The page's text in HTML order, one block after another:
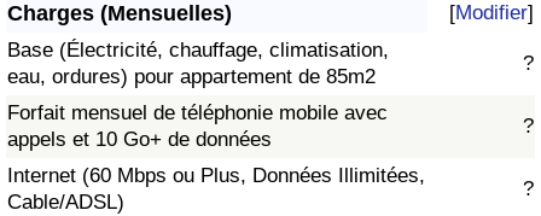
Charges (Mensuelles) [Modifier]
Base (Électricité, chauffage, climatisation,
eau, ordures) pour appartement de 85m2
?
Forfait mensuel de téléphonie mobile avec
appels et 10 Go+ de données
?
Internet (60 Mbps ou Plus, Données Illimitées,
Cable/ADSL)
?